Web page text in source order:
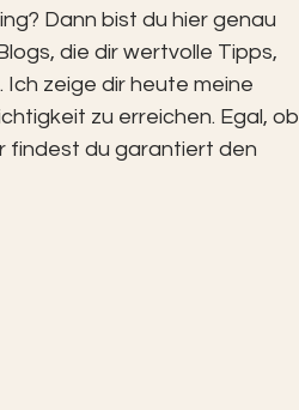
Dann bist du hier genau
die dir wertvolle Tipps,
zeige dir heute meine
zu erreichen. Egal, ob
findest du garantiert den